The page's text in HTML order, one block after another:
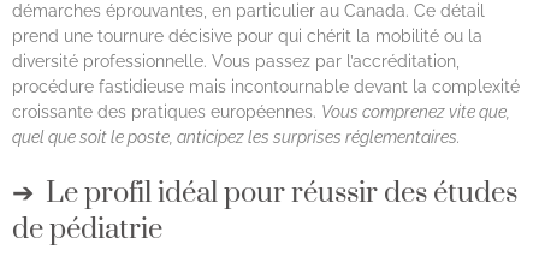
démarches éprouvantes, en particulier au Canada. Ce détail
prend une tournure décisive pour qui chérit la mobilité ou la
diversité professionnelle. Vous passez par l’accréditation,
procédure fastidieuse mais incontournable devant la complexité
croissante des pratiques européennes. Vous comprenez vite que,
quel que soit le poste, anticipez les surprises réglementaires.
Le profil idéal pour réussir des études
de pédiatrie